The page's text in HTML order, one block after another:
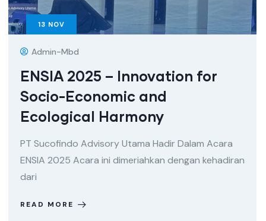
13 NOV
Admin-Mbd
ENSIA 2025 – Innovation for
Socio-Economic and
Ecological Harmony
PT Sucofindo Advisory Utama Hadir Dalam Acara
ENSIA 2025 Acara ini dimeriahkan dengan kehadiran
dari
READ MORE